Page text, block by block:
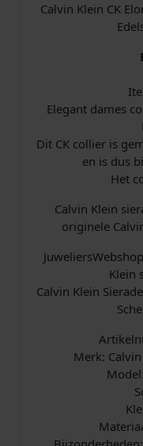
Calvin Klein CK
Elegant dames
Dit CK collier is
en is dus
Het
Calvin Klein
originele
Klein
Calvin Klein
Merk: